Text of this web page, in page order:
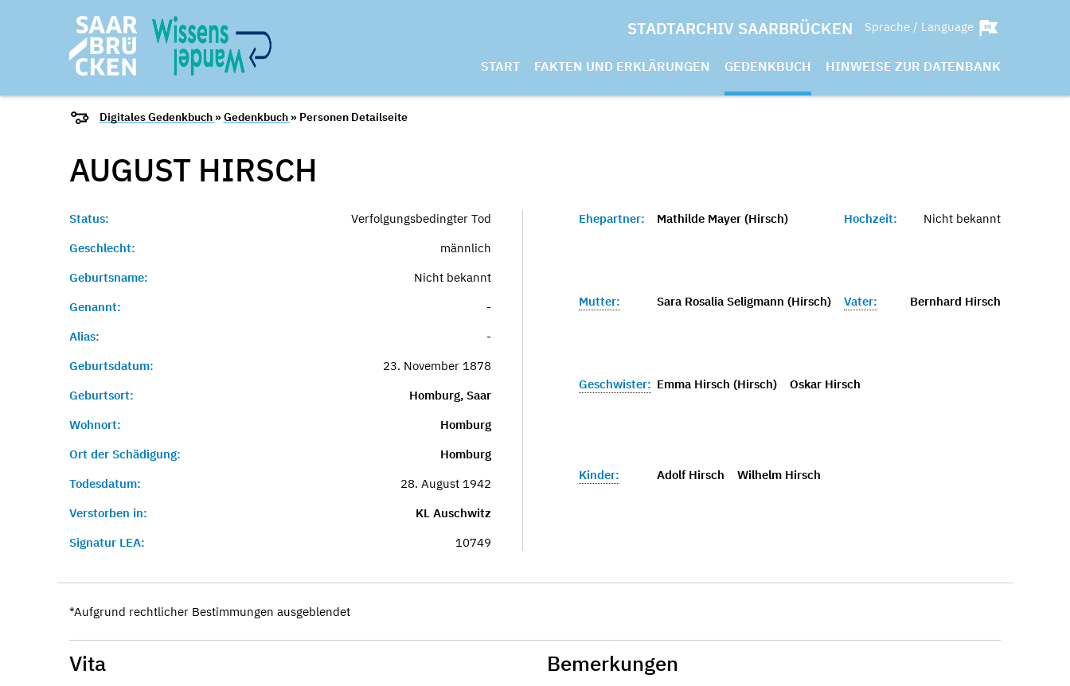
STADTARCHIV SAARBRÜCKEN Sprache / Language
START FAKTEN UND ERKLÄRUNGEN GEDENKBUCH HINWEISE ZUR DATENBANK
Digitales Gedenkbuch »Gedenkbuch » Personen Detailseite
AUGUST HIRSCH
Status:
Verfolgungsbedingter Tod
Geschlecht:
männlich
Geburtsname:
Nicht bekannt
Genannt:
-
Alias:
-
Geburtsdatum:
23. November 1878
Geburtsort:
Homburg, Saar
Wohnort:
Homburg
Ort der Schädigung:
Homburg
Todesdatum:
28. August 1942
Verstorben in:
KL Auschwitz
Signatur LEA:
10749
Ehepartner: Mathilde Mayer (Hirsch) Hochzeit: Nicht bekannt
Mutter: Sara Rosalia Seligmann (Hirsch) Vater: Bernhard Hirsch
Geschwister: Emma Hirsch (Hirsch) Oskar Hirsch
Kinder: Adolf Hirsch Wilhelm Hirsch
*Aufgrund rechtlicher Bestimmungen ausgeblendet
Vita Bemerkungen